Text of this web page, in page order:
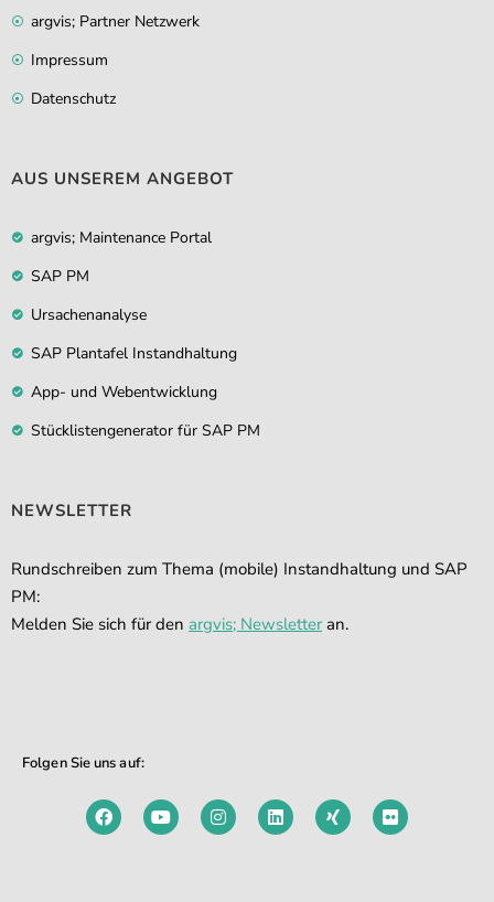
argvis; Partner Netzwerk
Impressum
Datenschutz
AUS UNSEREM ANGEBOT
argvis; Maintenance Portal
SAP PM
Ursachenanalyse
SAP Plantafel Instandhaltung
App- und Webentwicklung
Stücklistengenerator für SAP PM
NEWSLETTER
Rundschreiben zum Thema (mobile) Instandhaltung und SAP
PM:
Melden Sie sich für den argvis; Newsletteran.
Folgen Sie uns auf: